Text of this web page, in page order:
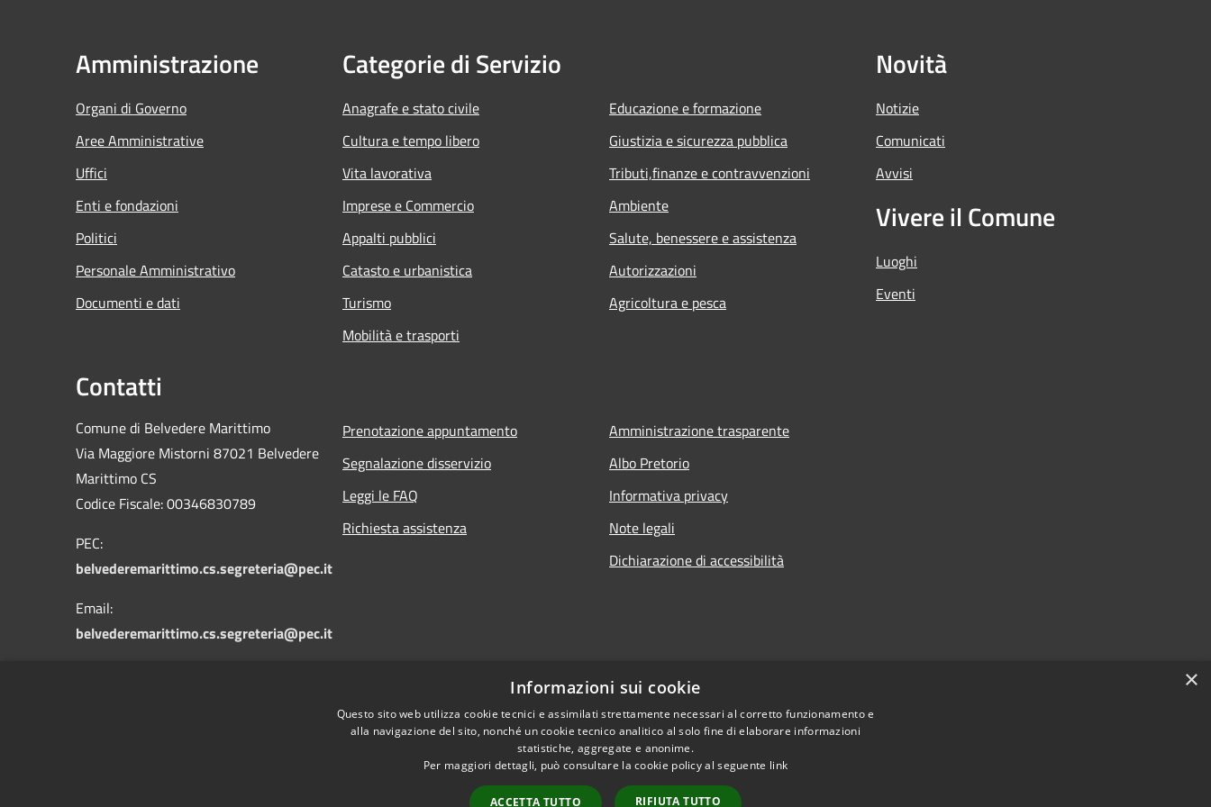
Amministrazione
Organi di Governo
Aree Amministrative
Uffici
Enti e fondazioni
Politici
Personale Amministrativo
Documenti e dati
Categorie di Servizio
Anagrafe e stato civile
Cultura e tempo libero
Vita lavorativa
Imprese e Commercio
Appalti pubblici
Catasto e urbanistica
Turismo
Mobilità e trasporti
Educazione e formazione
Giustizia e sicurezza pubblica
Tributi,finanze e contravvenzioni
Ambiente
Salute, benessere e assistenza
Autorizzazioni
Agricoltura e pesca
Novità
Notizie
Comunicati
Avvisi
Vivere il Comune
Luoghi
Eventi
Contatti
Comune di Belvedere Marittimo
Via Maggiore Mistorni 87021 Belvedere
Marittimo CS
Codice Fiscale: 00346830789
PEC:
belvederemarittimo.cs.segreteria@pec.it
Email:
belvederemarittimo.cs.segreteria@pec.it
Prenotazione appuntamento
Segnalazione disservizio
Leggi le FAQ
Richiesta assistenza
Amministrazione trasparente
Albo Pretorio
Informativa privacy
Note legali
Dichiarazione di accessibilità
Copyright © 2026 • Comune di Belvedere Marittimo • Powered by
×
Informazioni sui cookie
Questo sito web utilizza cookie tecnici e assimilati strettamente necessari al corretto funzionamento e
alla navigazione del sito, nonché un cookie tecnico analitico al solo fine di elaborare informazioni
statistiche, aggregate e anonime.
Per maggiori dettagli, può consultare la cookie policy al seguente link
ACCETTA TUTTO RIFIUTA TUTTO